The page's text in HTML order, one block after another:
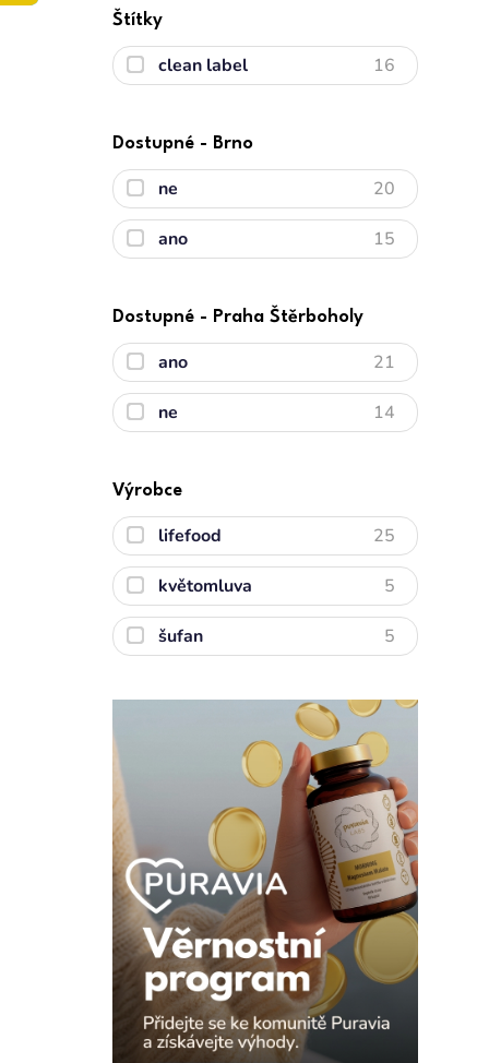
Štítky
clean label 16
Dostupné - Brno
ne 20
ano 15
Dostupné - Praha Štěrboholy
ano 21
ne 14
Výrobce
lifefood 25
květomluva 5
šufan 5